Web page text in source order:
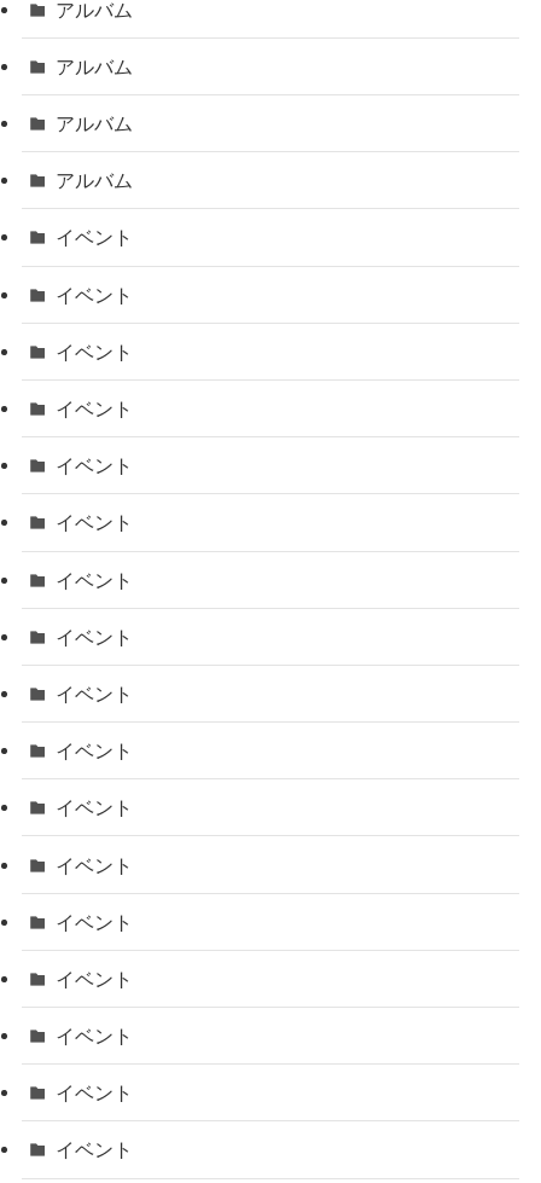
アルバム
アルバム
アルバム
アルバム
イベント
イベント
イベント
イベント
イベント
イベント
イベント
イベント
イベント
イベント
イベント
イベント
イベント
イベント
イベント
イベント
イベント